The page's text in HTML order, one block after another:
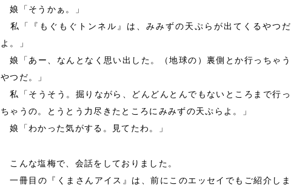
娘「そうかぁ。」
私「『もぐもぐトンネル』は、みみずの天ぷらが出てくるやつだ
よ。」
娘「あー、なんとなく思い出した。（地球の）裏側とか行っちゃう
やつだ。」
私「そうそう。掘りながら、どんどんとんでもないところまで行っ
ちゃうの。とうとう力尽きたところにみみずの天ぷらよ。」
娘「わかった気がする。見てたわ。」
こんな塩梅で、会話をしておりました。
一冊目の『くまさんアイス』は、前にこのエッセイでもご紹介しま